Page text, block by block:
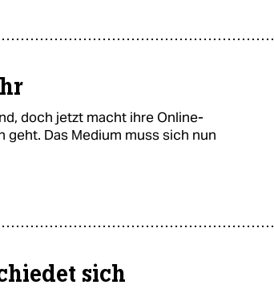
doch jetzt macht ihre Online-
geht. Das Medium muss sich nun
sich